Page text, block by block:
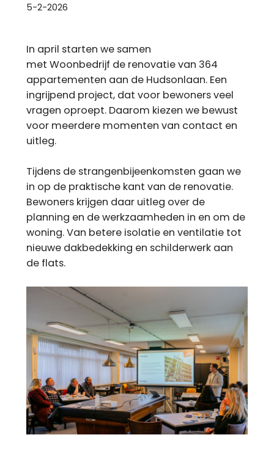
5-2-2026
In april starten we samen
met Woonbedrijf de renovatie van 364
appartementen aan de Hudsonlaan. Een
ingrijpend project, dat voor bewoners veel
vragen oproept. Daarom kiezen we bewust
voor meerdere momenten van contact en
uitleg.
Tijdens de strangenbijeenkomsten gaan we
in op de praktische kant van de renovatie.
Bewoners krijgen daar uitleg over de
planning en de werkzaamheden in en om de
woning. Van betere isolatie en ventilatie tot
nieuwe dakbedekking en schilderwerk aan
de flats.